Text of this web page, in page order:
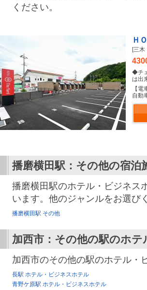
ください。
Ｈ
[三木
◆チ
は出
【
自動
播磨横田駅：その他の宿泊
播磨横田駅のホテル・ビジネス
います。他のジャンルをお選び
播磨横田駅 その他
加西市：その他の駅のホ
加西市のその他の駅のホテル・
長駅 ホテル・ビジネスホテル
青野ケ原駅 ホテル・ビジネスホテル